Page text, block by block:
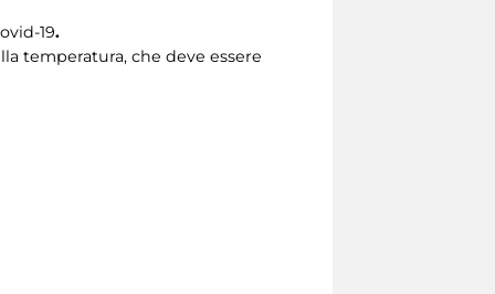
19.
temperatura, che deve essere